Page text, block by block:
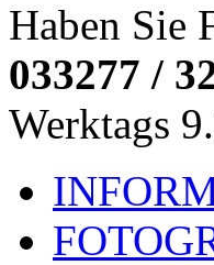
Haben Sie
033277 /
Werktags